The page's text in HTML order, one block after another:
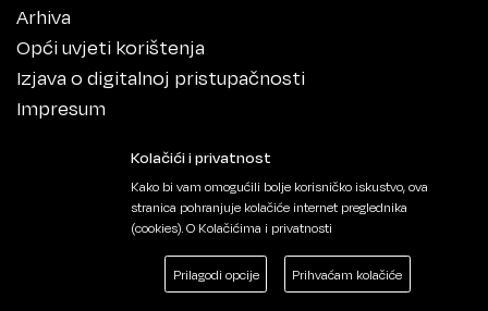
Arhiva
Opći uvjeti korištenja
Izjava o digitalnoj pristupačnosti
Impresum
Kolačići i privatnost
Kako bi vam omogućili bolje korisničko iskustvo, ova
stranica pohranjuje kolačiće internet preglednika
(cookies).O Kolačićima i privatnosti
Prilagodi opcije Prihvaćam kolačiće